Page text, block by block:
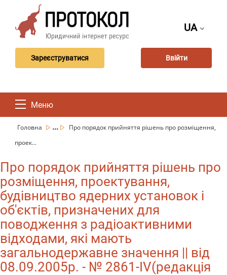
UA
Зареєструватися Ввійти
Меню
Головна ...
Про порядок прийняття рішень про розміщення,
проек...
Про порядок прийняття рішень про
розміщення, проектування,
будівництво ядерних установок і
об'єктів, призначених для
поводження з радіоактивними
відходами, які мають
загальнодержавне значення || від
08.09.2005р. - № 2861-IV(редакція